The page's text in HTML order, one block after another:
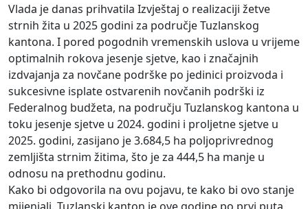
Vlada je danas prihvatila Izvještaj o realizaciji žetve
strnih žita u 2025 godini za područje Tuzlanskog
kantona. I pored pogodnih vremenskih uslova u vrijeme
optimalnih rokova jesenje sjetve, kao i značajnih
izdvajanja za novčane podrške po jedinici proizvoda i
sukcesivne isplate ostvarenih novčanih podrški iz
Federalnog budžeta, na području Tuzlanskog kantona u
toku jesenje sjetve u 2024. godini i proljetne sjetve u
2025. godini, zasijano je 3.684,5 ha poljoprivrednog
zemljišta strnim žitima, što je za 444,5 ha manje u
odnosu na prethodnu godinu.
Kako bi odgovorila na ovu pojavu, te kako bi ovo stanje